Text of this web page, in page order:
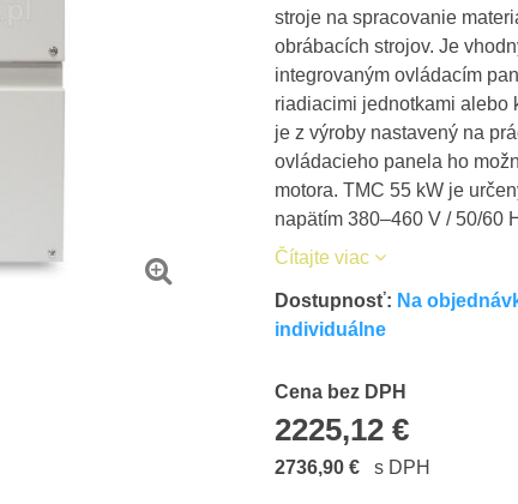
stroje na spracovanie
obrábacích strojov. Je
integrovaným ovládacím
riadiacimi jednotkami alebo
je z výroby nastavený na
ovládacieho panela ho
motora. TMC 55 kW je
napätím 380–460 V / 50/60
Čítajte viac
Dostupnosť: Na
individuálne
Cena bez DPH
2225,12 €
Cena s DPH
2736,90 € s DPH